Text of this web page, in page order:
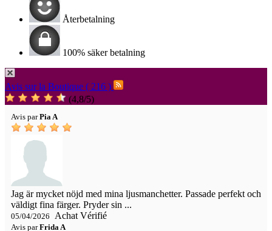
Återbetalning
100% säker betalning
Avis sur la Boutique ( 216 )
(4,8/5)
Avis parPia A
Jag är mycket nöjd med mina ljusmanchetter. Passade perfekt och
väldigt fina färger. Pryder sin ...
05/04/2026 Achat Vérifié
Avis parFrida A